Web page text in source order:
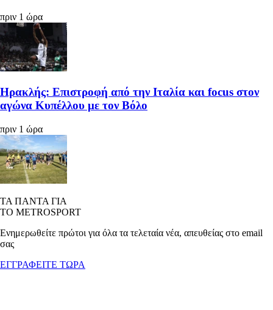
πριν 1 ώρα
Ηρακλής: Επιστροφή από την Ιταλία και focus στον
αγώνα Κυπέλλου με τον Βόλο
πριν 1 ώρα
ΤΑ ΠΑΝΤΑ ΓΙΑ
ΤΟ METROSPORT
Ενημερωθείτε πρώτοι για όλα τα τελεταία νέα, απευθείας στο email
σας
ΕΓΓΡΑΦΕΙΤΕ ΤΩΡΑ